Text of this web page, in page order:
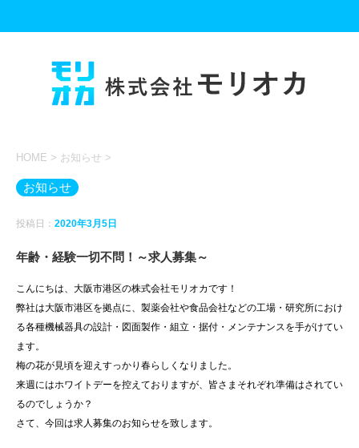
HOME > お知らせ >
お知らせ
投稿日： 2020年3月5日
年齢・経験一切不問！～求人募集～
こんにちは、大阪市港区の株式会社モリオカです！
弊社は大阪市港区を拠点に、製薬会社や食品会社などの工場・研究所におけ
る各種機械器具の設計・図面製作・組立・据付・メンテナンスを手がけてい
ます。
梅の花が見頃を迎えすっかり春らしくなりました。
来週にはホワイトデーを控えておりますが、皆さまそれぞれ準備はされてい
るのでしょうか？
さて、今回は求人募集のお知らせを致します。